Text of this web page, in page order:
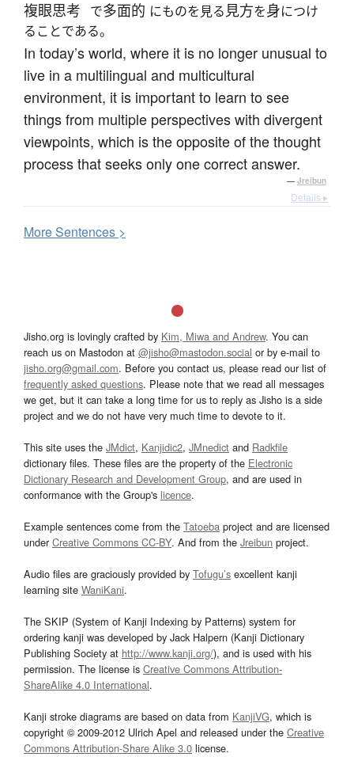
複眼思考 で多面的 にものを見る見方を身につけ
ることである。
In today’s world, where it is no longer unusual to
live in a multilingual and multicultural
environment, it is important to learn to see
things from multiple perspectives with divergent
viewpoints, which is the opposite of the thought
process that seeks only one correct answer.
— Jreibun
Details ▸
MoreSentences >
Jisho.org is lovingly crafted by Kim, Miwa and Andrew. You can
reach us on Mastodon at @jisho@mastodon.social or by e-mail to
jisho.org@gmail.com. Before you contact us, please read our list of
frequently asked questions. Please note that we read all messages
we get, but it can take a long time for us to reply as Jisho is a side
project and we do not have very much time to devote to it.
This site uses the JMdict, Kanjidic2, JMnedict and Radkfile
dictionary files. These files are the property of the Electronic
Dictionary Research and Development Group, and are used in
conformance with the Group's licence.
Example sentences come from the Tatoeba project and are licensed
underCreative Commons CC-BY. And from the Jreibun project.
Audio files are graciously provided by Tofugu’s excellent kanji
learning site WaniKani.
The SKIP (System of Kanji Indexing by Patterns) system for
ordering kanji was developed by Jack Halpern (Kanji Dictionary
Publishing Society at http://www.kanji.org/), and is used with his
permission. The license is Creative Commons Attribution-
ShareAlike 4.0 International.
Kanji stroke diagrams are based on data from KanjiVG, which is
copyright © 2009-2012 Ulrich Apel and released under the Creative
Commons Attribution-Share Alike 3.0 license.